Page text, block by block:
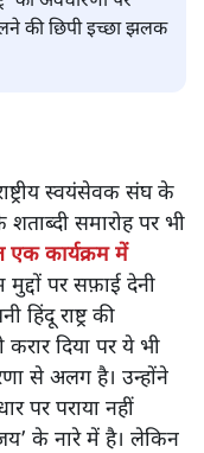
की अवधारणा पर
की छिपी इच्छा झलक